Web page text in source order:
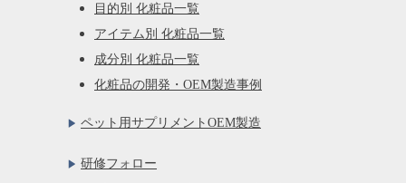
目的別 化粧品一覧
アイテム別 化粧品一覧
成分別 化粧品一覧
化粧品の開発・OEM製造事例
ペット用サプリメントOEM製造
研修フォロー